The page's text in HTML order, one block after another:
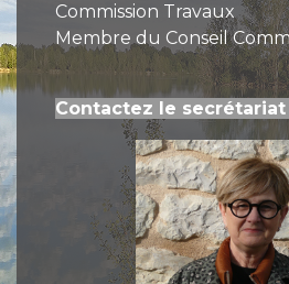
Commission Travaux
Membre du Conseil
Contactez le